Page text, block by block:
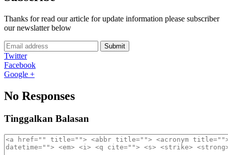
Thanks for read our article for update information please subscriber
our newslatter below
Submit
Twitter
Facebook
Google +
No Responses
Tinggalkan Balasan